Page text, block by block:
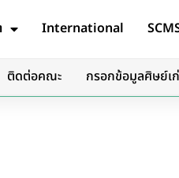
International
ติดต่อคณะ กรอกข้อมูลศิษย์เ